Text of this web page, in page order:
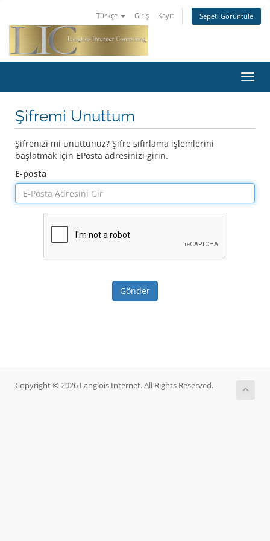
Türkçe Giriş Kayıt Sepeti Görüntüle
Şifremi Unuttum
Şifrenizi mi unuttunuz? Şifre sıfırlama işlemlerini
başlatmak için EPosta adresinizi girin.
E-posta
Gönder
Copyright © 2026 Langlois Internet. All Rights Reserved.